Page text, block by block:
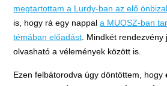
megtartottam a Lurdy-ban az elő
is, hogy rá egy nappala MUOSZ-ban
témában előadást . Mindkét
olvasható a vélemények között is.
Ezen felbátorodva úgy döntöttem, hogy